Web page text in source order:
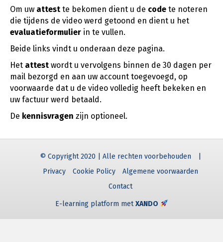
Om uw attest te bekomen dient u de code te noteren
die tijdens de video werd getoond en dient u het
evaluatieformulier in te vullen.
Beide links vindt u onderaan deze pagina.
Het attest wordt u vervolgens binnen de 30 dagen per
mail bezorgd en aan uw account toegevoegd, op
voorwaarde dat u de video volledig heeft bekeken en
uw factuur werd betaald.
De kennisvragen zijn optioneel.
© Copyright 2020 | Alle rechten voorbehouden
Privacy
Cookie Policy
Algemene voorwaarden
Contact
E-learning platform metXANDO